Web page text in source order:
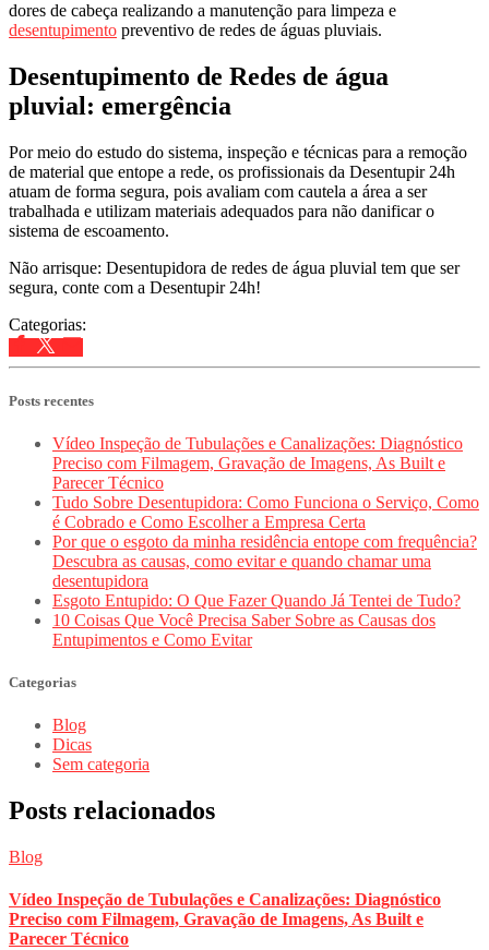
dores de cabeça realizando a manutenção para limpeza e
desentupimento preventivo de redes de águas pluviais.
Desentupimento de Redes de água
pluvial: emergência
Por meio do estudo do sistema, inspeção e técnicas para a remoção
de material que entope a rede, os profissionais da Desentupir 24h
atuam de forma segura, pois avaliam com cautela a área a ser
trabalhada e utilizam materiais adequados para não danificar o
sistema de escoamento.
Não arrisque: Desentupidora de redes de água pluvial tem que ser
segura, conte com a Desentupir 24h!
Categorias:
Posts recentes
Vídeo Inspeção de Tubulações e Canalizações: Diagnóstico
Preciso com Filmagem, Gravação de Imagens, As Built e
Parecer Técnico
Tudo Sobre Desentupidora: Como Funciona o Serviço, Como
é Cobrado e Como Escolher a Empresa Certa
Por que o esgoto da minha residência entope com frequência?
Descubra as causas, como evitar e quando chamar uma
desentupidora
Esgoto Entupido: O Que Fazer Quando Já Tentei de Tudo?
10 Coisas Que Você Precisa Saber Sobre as Causas dos
Entupimentos e Como Evitar
Categorias
Blog
Dicas
Sem categoria
Posts relacionados
Blog
Vídeo Inspeção de Tubulações e Canalizações: Diagnóstico
Preciso com Filmagem, Gravação de Imagens, As Built e
Parecer Técnico